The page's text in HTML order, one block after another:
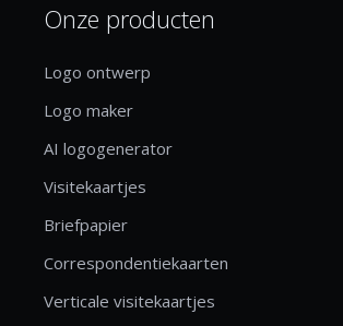
Onze producten
Logo ontwerp
Logo maker
AI logogenerator
Visitekaartjes
Briefpapier
Correspondentiekaarten
Verticale visitekaartjes